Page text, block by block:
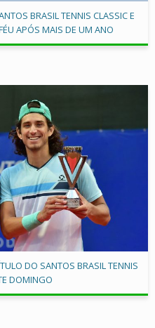
BRASIL TENNIS CLASSIC E
APÓS MAIS DE UM ANO
DO SANTOS BRASIL TENNIS
DOMINGO